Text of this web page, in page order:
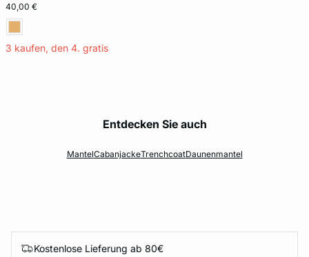
40,00 €
3 kaufen, den 4. gratis
Entdecken Sie auch
MantelCabanjackeTrenchcoatDaunenmantel
Kostenlose Lieferung ab 80€